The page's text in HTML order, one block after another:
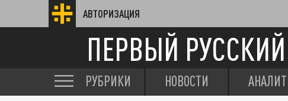
АВТОРИЗАЦИЯ
ПЕРВЫЙ РУССКИЙ
РУБРИКИ НОВОСТИ